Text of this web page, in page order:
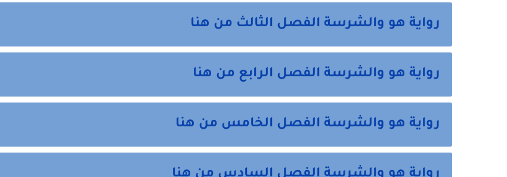
رواية هو والشرسة الفصل الثالث من هنا
رواية هو والشرسة الفصل الرابع من هنا
رواية هو والشرسة الفصل الخامس من هنا